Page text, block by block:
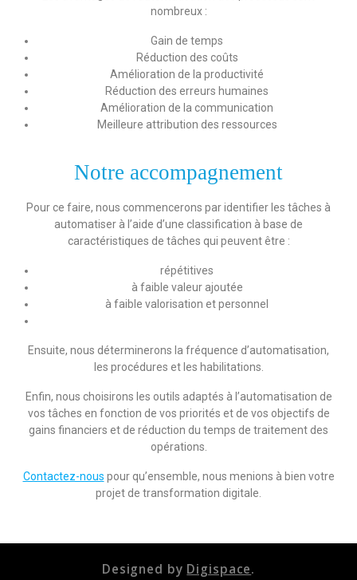
nombreux :
Gain de temps
Réduction des coûts
Amélioration de la productivité
Réduction des erreurs humaines
Amélioration de la communication
Meilleure attribution des ressources
Notre accompagnement
Pour ce faire, nous commencerons par identifier les tâches à
automatiser à l’aide d’une classification à base de
caractéristiques de tâches qui peuvent être :
répétitives
à faible valeur ajoutée
à faible valorisation et personnel
Ensuite, nous déterminerons la fréquence d’automatisation,
les procédures et les habilitations.
Enfin, nous choisirons les outils adaptés à l’automatisation de
vos tâches en fonction de vos priorités et de vos objectifs de
gains financiers et de réduction du temps de traitement des
opérations.
Contactez-nous pour qu’ensemble, nous menions à bien votre
projet de transformation digitale.
Designed by Digispace.